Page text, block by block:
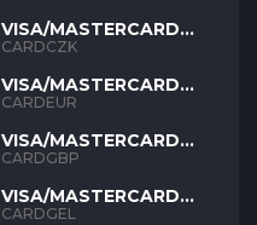
VISA/MASTERCARD
CZK
CARDCZK
VISA/MASTERCARD
EUR
CARDEUR
VISA/MASTERCARD
GBP
CARDGBP
VISA/MASTERCARD
GEL
CARDGEL